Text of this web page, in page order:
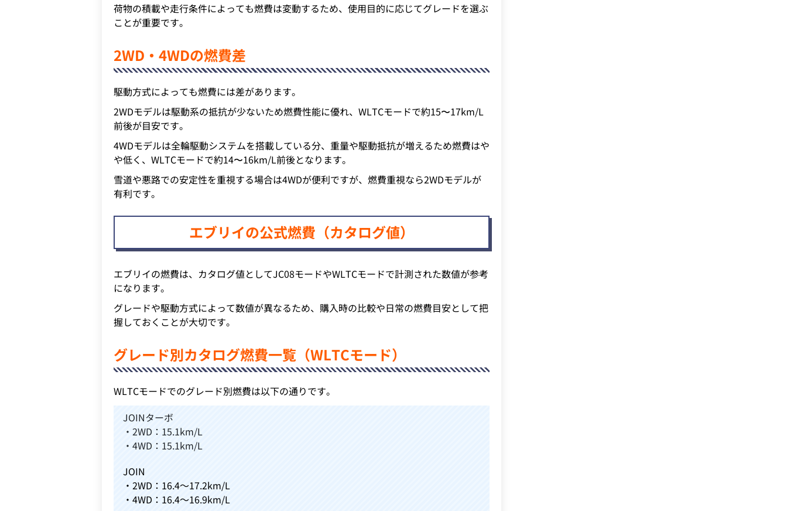
荷物の積載や走行条件によっても燃費は変動するため、使用目的に応じてグレードを選ぶ
ことが重要です。
2WD・4WDの燃費差
駆動方式によっても燃費には差があります。
2WDモデルは駆動系の抵抗が少ないため燃費性能に優れ、WLTCモードで約15〜17km/L
前後が目安です。
4WDモデルは全輪駆動システムを搭載している分、重量や駆動抵抗が増えるため燃費はや
や低く、WLTCモードで約14〜16km/L前後となります。
雪道や悪路での安定性を重視する場合は4WDが便利ですが、燃費重視なら2WDモデルが
有利です。
エブリイの公式燃費（カタログ値）
エブリイの燃費は、カタログ値としてJC08モードやWLTCモードで計測された数値が参考
になります。
グレードや駆動方式によって数値が異なるため、購入時の比較や日常の燃費目安として把
握しておくことが大切です。
グレード別カタログ燃費一覧（WLTCモード）
WLTCモードでのグレード別燃費は以下の通りです。
JOINターボ
・2WD：15.1km/L
・4WD：15.1km/L
JOIN
・2WD：16.4～17.2km/L
・4WD：16.4～16.9km/L